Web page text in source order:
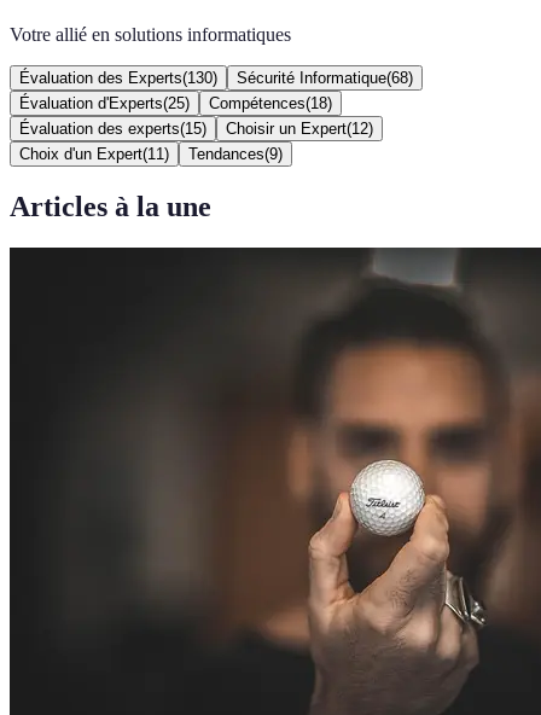
Votre allié en solutions informatiques
Évaluation des Experts(130) Sécurité Informatique(68)
Évaluation d'Experts(25) Compétences(18)
Évaluation des experts(15) Choisir un Expert(12)
Choix d'un Expert(11 ) Tendances(9)
Articles à la une